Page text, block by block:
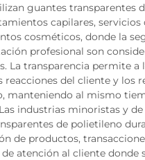
guantes transparentes
capilares, servicios
cosméticos, donde la
profesional son
La transparencia permite a
reacciones del cliente y los
manteniendo al mismo
industrias minoristas y
de polietileno
de productos,
atención al cliente donde